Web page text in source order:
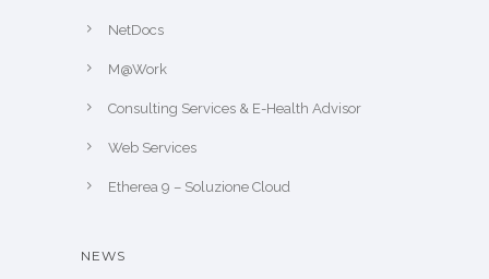
NetDocs
M@Work
Consulting Services & E-Health Advisor
Web Services
Etherea 9 – Soluzione Cloud
NEWS